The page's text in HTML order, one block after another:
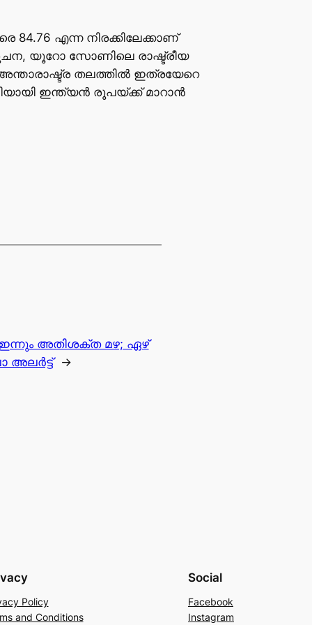
എന്ന നിരക്കിലേക്കാണ്
യൂറോ സോണിലെ രാഷ്ട്രീയ
തലത്തില്‍ ഇത്രയേറെ
ഇന്ത്യന്‍ രൂപയ്ക്ക് മാറാന്‍
അതിശക്ത മഴ; ഏഴ്
അലർട്ട്
→
Policy
and Conditions
Social
Facebook
Instagram